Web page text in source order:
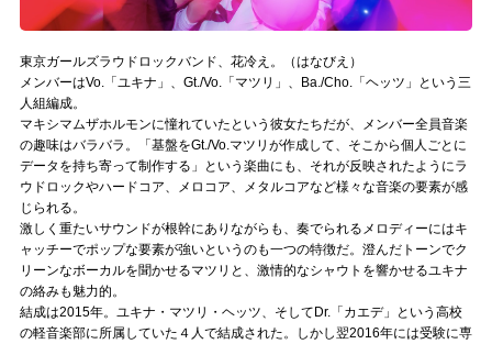
ぶいクラ！by muevo
ぶいコミュ！by muevo
ぶいマガ！ by muevo
Follow us
Official SNS
東京ガールズラウドロックバンド、花冷え。（はなびえ）
メンバーはVo.「ユキナ」、Gt./Vo.「マツリ」、Ba./Cho.「ヘッツ」という三
人組編成。
マキシマムザホルモンに憧れていたという彼女たちだが、メンバー全員音楽
の趣味はバラバラ。「基盤をGt./Vo.マツリが作成して、そこから個人ごとに
データを持ち寄って制作する」という楽曲にも、それが反映されたようにラ
ウドロックやハードコア、メロコア、メタルコアなど様々な音楽の要素が感
じられる。
激しく重たいサウンドが根幹にありながらも、奏でられるメロディーにはキ
ャッチーでポップな要素が強いというのも一つの特徴だ。澄んだトーンでク
リーンなボーカルを聞かせるマツリと、激情的なシャウトを響かせるユキナ
の絡みも魅力的。
結成は2015年。ユキナ・マツリ・ヘッツ、そしてDr.「カエデ」という高校
の軽音楽部に所属していた４人で結成された。しかし翌2016年には受験に専